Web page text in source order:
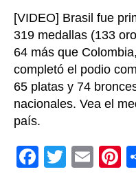
[VIDEO] Brasil fue
319 medallas (133
64 más que
completó el podio
65 platas y 74
nacionales. Vea el
país.
F
T
E